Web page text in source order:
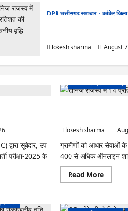
DPR छत्तीसगढ समाचार
कांकेर जिला
lokesh sharma
August
द्वारा सूबेदार, उप
परीक्षा-2025 के
कांकेर जिला (उत्तर बस्तर)
lokesh sharma
ग्रामीणों को आधार सेवाओं
400 से अधिक ऑनलाइन
Read MoreRead
more
ग्राम
जिला